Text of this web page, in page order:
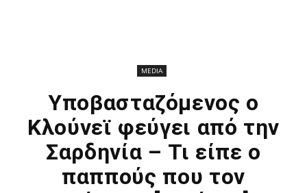
MEDIA
Υποβασταζόμενος ο
Κλούνεϊ φεύγει από την
Σαρδηνία – Τι είπε ο
παππούς που τον